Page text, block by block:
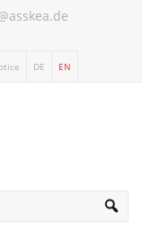
DE EN